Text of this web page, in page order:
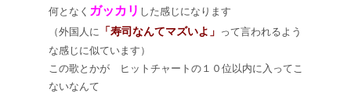
何となく ガッカリ した感じになります
（外国人に 「寿司なんてマズいよ」 って言われるよう
な感じに似ています）
この歌とかが ヒットチャートの１０位以内に入ってこ
ないなんて